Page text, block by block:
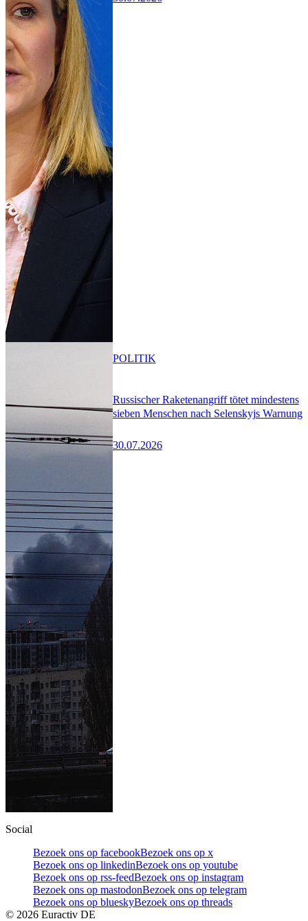
Russischer Raketenangriff tötet mindestens
sieben Menschen nach Selenskyjs Warnung
30.07.2026
POLITIK
Social
Bezoek ons op facebookBezoek ons op x
Bezoek ons op linkedinBezoek ons op youtube
Bezoek ons op rss-feedBezoek ons op instagram
Bezoek ons op mastodonBezoek ons op telegram
Bezoek ons op blueskyBezoek ons op threads
© 2026 Euractiv DE